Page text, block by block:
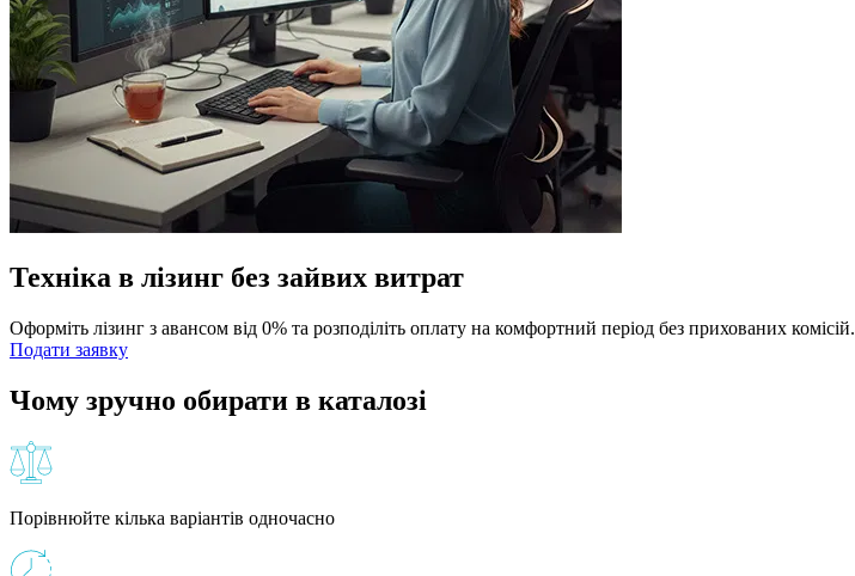
Техніка в лізинг без зайвих витрат
Оформіть лізинг з авансом від 0% та розподіліть оплату на комфортний період без прихованих комісій.
Подати заявку
Чому зручно обирати в каталозі
Порівнюйте кілька варіантів одночасно